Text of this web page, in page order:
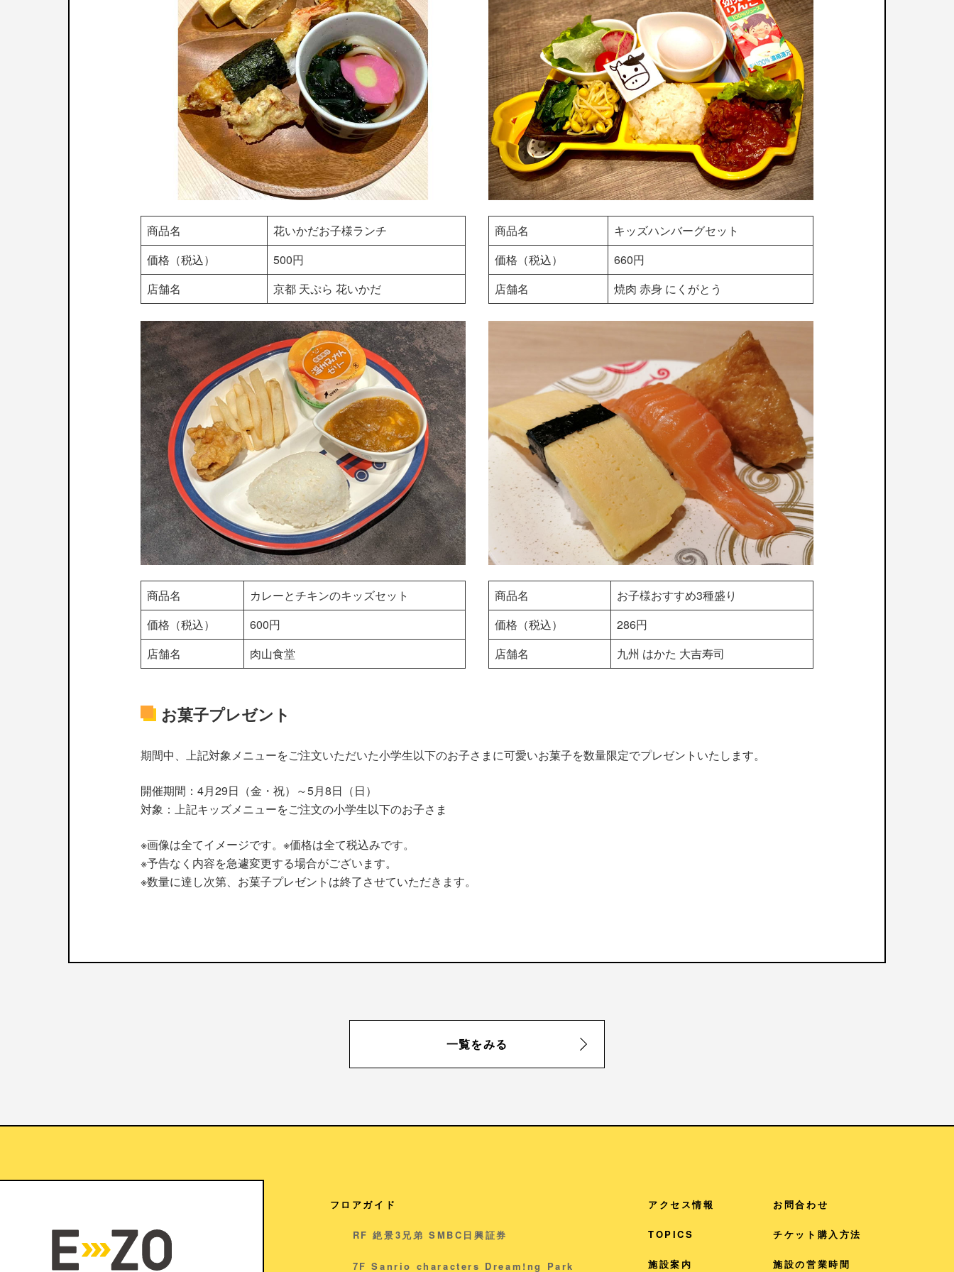
商品名
花いかだお子様ランチ
価格（税込）
500円
店舗名
京都 天ぷら 花いかだ
商品名
キッズハンバーグセット
価格（税込）
660円
店舗名
焼肉 赤身 にくがとう
商品名
カレーとチキンのキッズセット
価格（税込）
600円
店舗名
肉山食堂
商品名
お子様おすすめ3種盛り
価格（税込）
286円
店舗名
九州 はかた 大吉寿司
お菓子プレゼント
期間中、上記対象メニューをご注文いただいた小学生以下のお子さまに可愛いお菓子を数量限定でプレゼントいたします。
開催期間：4月29日（金・祝）～5月8日（日）
対象：上記キッズメニューをご注文の小学生以下のお子さま
※画像は全てイメージです。※価格は全て税込みです。
※予告なく内容を急遽変更する場合がございます。
※数量に達し次第、お菓子プレゼントは終了させていただきます。
一覧をみる
フロアガイド
RF 絶景3兄弟 SMBC日興証券
7F Sanrio characters Dream!ng Park
アクセス情報
TOPICS
施設案内
お問合わせ
チケット購入方法
施設の営業時間